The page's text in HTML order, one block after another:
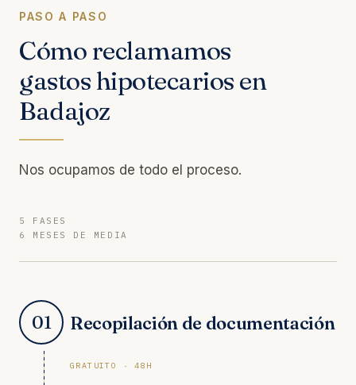
PASO A PASO
Cómo reclamamos
gastos hipotecarios en
Badajoz
Nos ocupamos de todo el proceso.
5 FASES
6 MESES DE MEDIA
01 Recopilación de documentación
GRATUITO · 48H